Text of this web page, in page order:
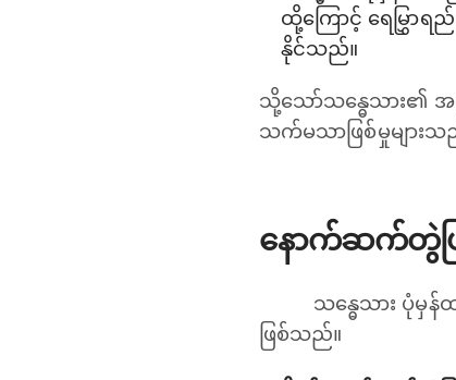
ထို့ကြောင့် ရေမြွှာရ
နိုင်သည်။
သို့သော်သန္ဓေသား၏ အရွ
သက်မသာဖြစ်မှုများ
နောက်ဆက်တွဲပ
သန္ဓေသား ပုံမှ
ဖြစ်သည်။